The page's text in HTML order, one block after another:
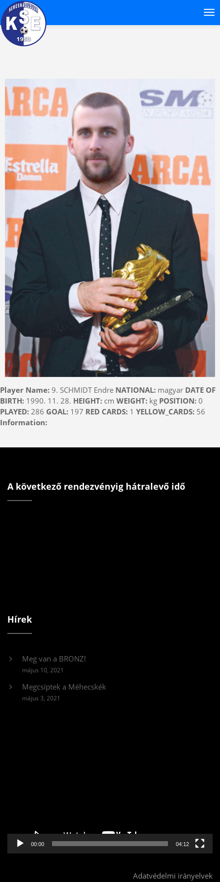
Player Name: 9. SCHMIDT Endre NATIONAL: magyar DATE OF
BIRTH: 1990. 11. 28. HEIGHT: cm WEIGHT: kg POSITION: 0
PLAYED: 286 GOAL: 197 RED CARDS: 1 YELLOW_CARDS: 56
Information:
A következő rendezvényig hátralevő idő
Hírek
Meg van a BRONZ!
május 10, 2021
Megcsíptek a Méhecskék
május 3, 2021
00:00 04:12
Adatvédelmi irányelvek